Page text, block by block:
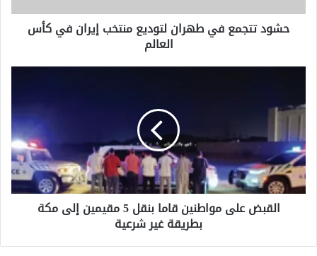
كأس
العالمحشود تتجمع في طهران لتوديع منتخب إيران في كأس
العالم
مواطنين
قاما
بنقل
5
مقيمين
إلى
مكة
بطريقة
القبض على مواطنين قاما بنقل 5 مقيمين إلى مكة
بطريقة غير شرعية